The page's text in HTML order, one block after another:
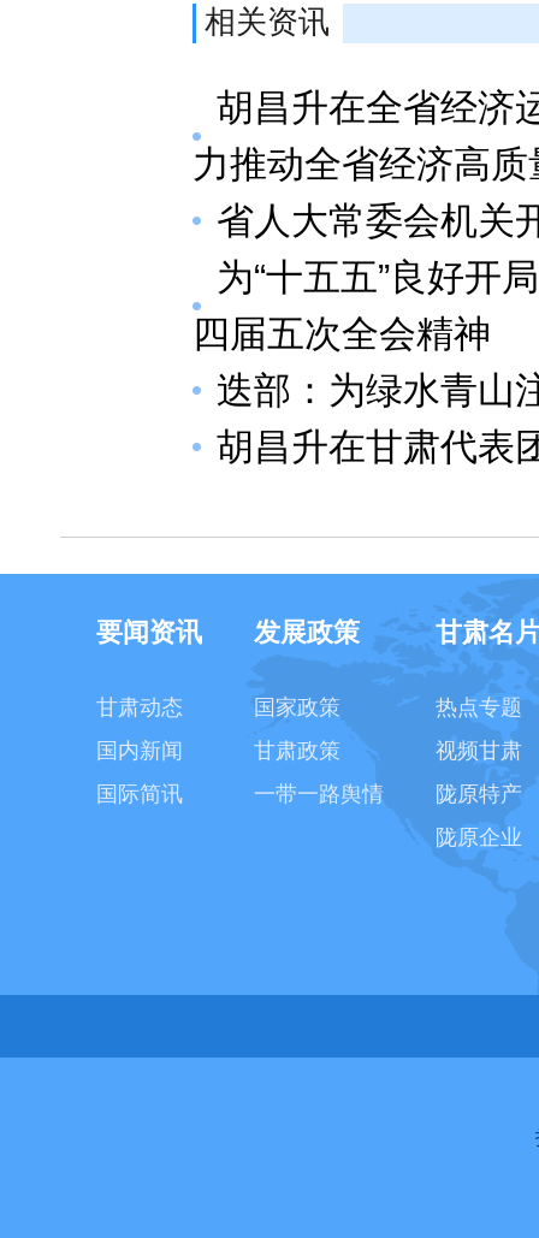
相关资讯
胡昌升在全省经济
力推动全省经济高质
省人大常委会机关
为“十五五”良好
四届五次全会精神
迭部：为绿水青山
胡昌升在甘肃代表
要闻资讯
甘肃动态
国内新闻
国际简讯
发展政策
国家政策
甘肃政策
一带一路舆情
甘肃名
热点专题
视频甘肃
陇原特产
陇原企业